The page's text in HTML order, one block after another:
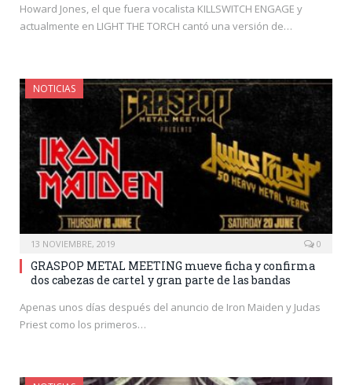
Howard Jones, el que fuera vocalista KILLSWITCH ENGAGE y
actualmente en LIGHT THE TORCH cantó una versión de…
NOTICIAS
13 NOVIEMBRE, 2019 0
GRASPOP METAL MEETING mueve ficha y confirma
dos cabezas de cartel y gran parte de las bandas
Apenas unos días después del anuncio de Iron Maiden y Judas
Priest como los primeros…